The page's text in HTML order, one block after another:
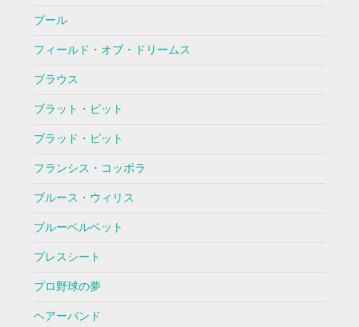
プール
フィールド・オブ・ドリームス
ブラウス
ブラット・ピット
ブラッド・ピット
フランシス・コッポラ
ブルース・ウィリス
ブルーベルベット
プレスシート
プロ野球の夢
ヘアーバンド